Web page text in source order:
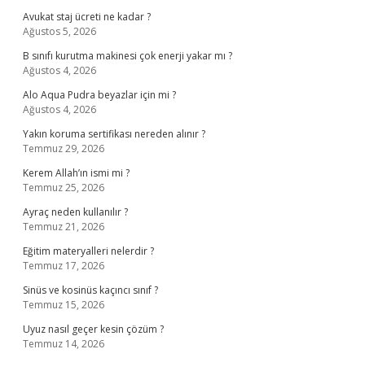
Avukat staj ücreti ne kadar ?
Ağustos 5, 2026
B sınıfı kurutma makinesi çok enerji yakar mı ?
Ağustos 4, 2026
Alo Aqua Pudra beyazlar için mi ?
Ağustos 4, 2026
Yakın koruma sertifikası nereden alınır ?
Temmuz 29, 2026
Kerem Allah’ın ismi mi ?
Temmuz 25, 2026
Ayraç neden kullanılır ?
Temmuz 21, 2026
Eğitim materyalleri nelerdir ?
Temmuz 17, 2026
Sinüs ve kosinüs kaçıncı sınıf ?
Temmuz 15, 2026
Uyuz nasıl geçer kesin çözüm ?
Temmuz 14, 2026